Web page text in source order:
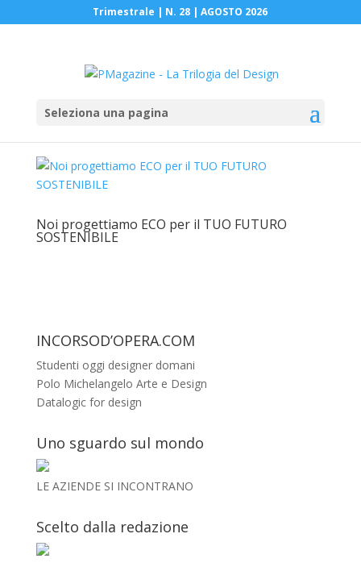
Trimestrale | N. 28 | AGOSTO 2026
Seleziona una pagina
Noi progettiamo ECO per il TUO FUTURO
SOSTENIBILE
INCORSOD’OPERA.COM
Studenti oggi designer domani
Polo Michelangelo Arte e Design
Datalogic for design
Uno sguardo sul mondo
LE AZIENDE SI INCONTRANO
Scelto dalla redazione